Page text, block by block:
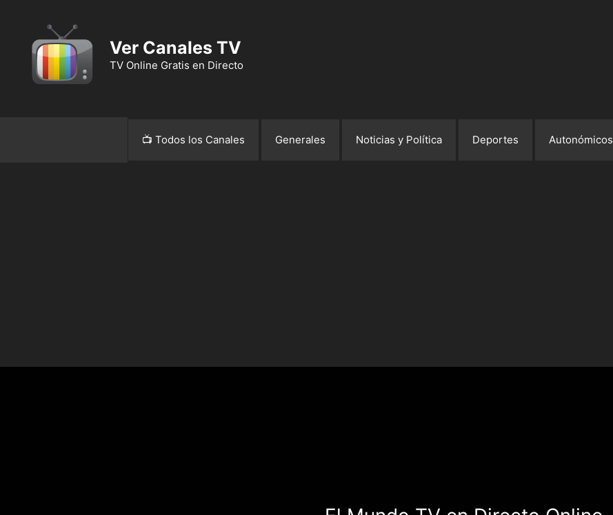
Ver Canales TV
TV Online Gratis en Directo
📺 Todos los Canales Generales Noticias y Política Deportes Autonómicos